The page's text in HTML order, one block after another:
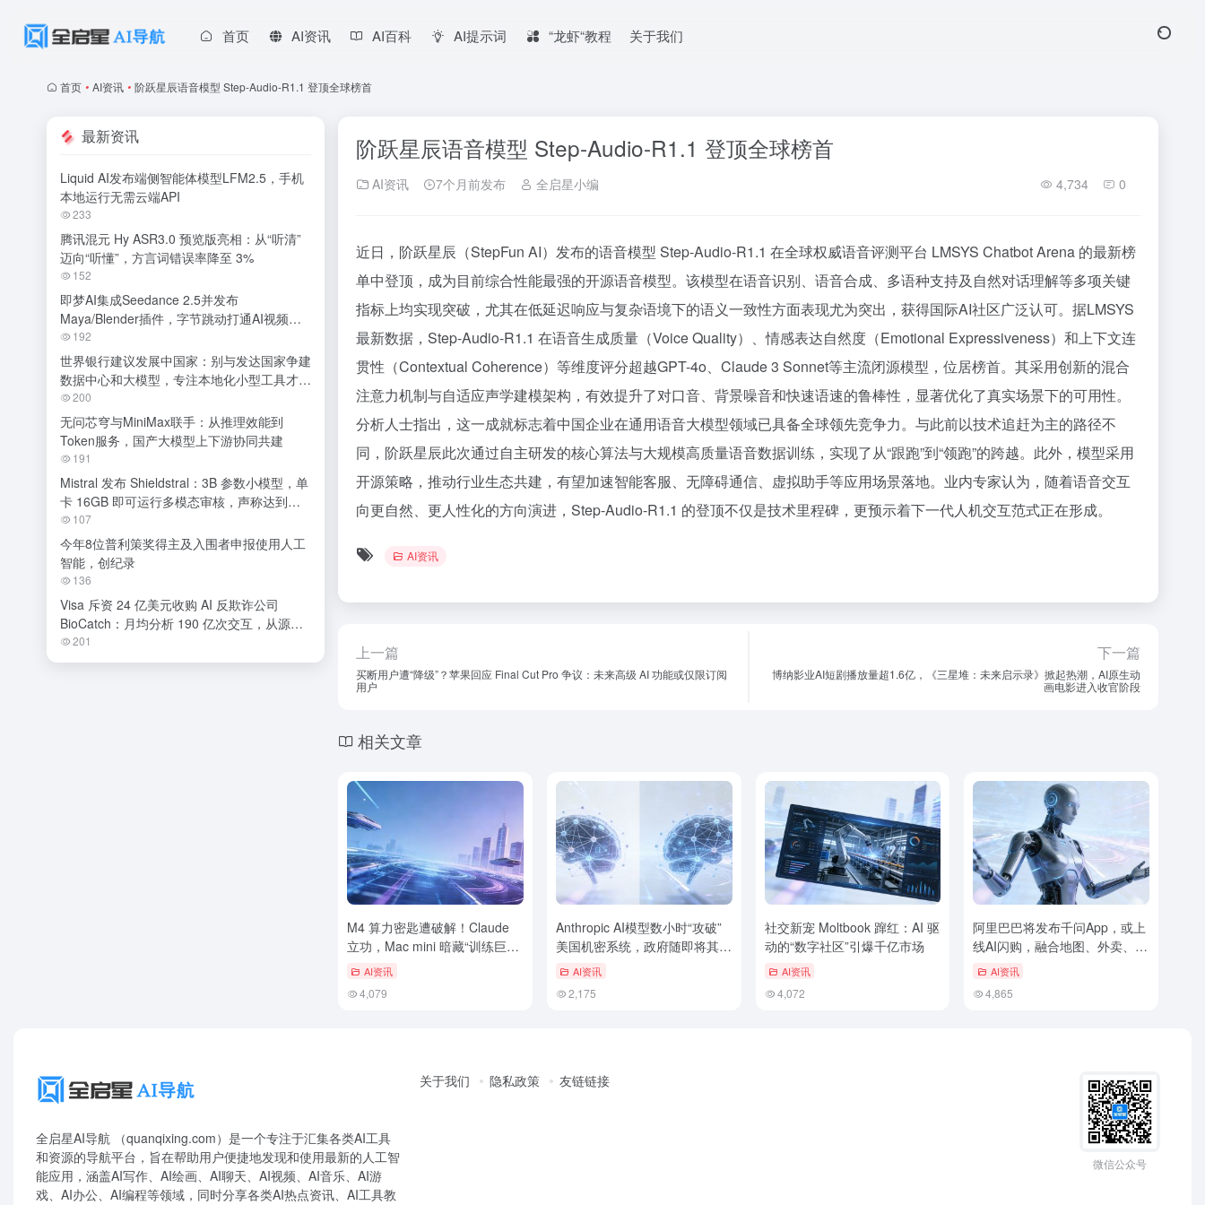
首页 AI资讯 AI百科 AI提示词 “龙虾“教程 关于我们
首页 • AI资讯 • 阶跃星辰语音模型 Step-Audio-R1.1 登顶全球榜首
阶跃星辰语音模型 Step-Audio-R1.1 登顶全球榜首
AI资讯 7个月前发布 全启星小编 4,734 0
近日，阶跃星辰（StepFun AI）发布的语音模型 Step-Audio-R1.1 在全球权威语音评测平台 LMSYS Chatbot Arena 的最新榜
单中登顶，成为目前综合性能最强的开源语音模型。该模型在语音识别、语音合成、多语种支持及自然对话理解等多项关键
指标上均实现突破，尤其在低延迟响应与复杂语境下的语义一致性方面表现尤为突出，获得国际AI社区广泛认可。据LMSYS
最新数据，Step-Audio-R1.1 在语音生成质量（Voice Quality）、情感表达自然度（Emotional Expressiveness）和上下文连
贯性（Contextual Coherence）等维度评分超越GPT-4o、Claude 3 Sonnet等主流闭源模型，位居榜首。其采用创新的混合
注意力机制与自适应声学建模架构，有效提升了对口音、背景噪音和快速语速的鲁棒性，显著优化了真实场景下的可用性。
分析人士指出，这一成就标志着中国企业在通用语音大模型领域已具备全球领先竞争力。与此前以技术追赶为主的路径不
同，阶跃星辰此次通过自主研发的核心算法与大规模高质量语音数据训练，实现了从“跟跑”到“领跑”的跨越。此外，模型采用
开源策略，推动行业生态共建，有望加速智能客服、无障碍通信、虚拟助手等应用场景落地。业内专家认为，随着语音交互
向更自然、更人性化的方向演进，Step-Audio-R1.1 的登顶不仅是技术里程碑，更预示着下一代人机交互范式正在形成。
AI资讯
上一篇
买断用户遭“降级”？苹果回应 Final Cut Pro 争议：未来高级 AI 功能或仅限订阅
用户
下一篇
博纳影业AI短剧播放量超1.6亿，《三星堆：未来启示录》掀起热潮，AI原生动
画电影进入收官阶段
相关文章
M4 算力密匙遭破解！Claude
立功，Mac mini 暗藏“训练巨
兽”？AI资讯
4,079
Anthropic AI模型数小时“攻破”
美国机密系统，政府随即将其
“封禁”
AI资讯
2,175
社交新宠 Moltbook 蹿红：AI 驱
动的“数字社区”引爆千亿市场
AI资讯
4,072
阿里巴巴将发布千问App，或上
线AI闪购，融合地图、外卖、购
物与健康服务
AI资讯
4,865
最新资讯
Liquid AI发布端侧智能体模型LFM2.5，手机
本地运行无需云端API
233
腾讯混元 Hy ASR3.0 预览版亮相：从“听清”
迈向“听懂”，方言词错误率降至 3%
152
即梦AI集成Seedance 2.5并发布
Maya/Blender插件，字节跳动打通AI视频专
业创作全链路
192
世界银行建议发展中国家：别与发达国家争建
数据中心和大模型，专注本地化小型工具才是
明智之举
200
无问芯穹与MiniMax联手：从推理效能到
Token服务，国产大模型上下游协同共建
191
Mistral 发布 Shieldstral：3B 参数小模型，单
卡 16GB 即可运行多模态审核，声称达到开
源 SOTA
107
今年8位普利策奖得主及入围者申报使用人工
智能，创纪录
136
Visa 斥资 24 亿美元收购 AI 反欺诈公司
BioCatch：月均分析 190 亿次交互，从源头
阻断金融诈骗
201
全启星AI导航 （quanqixing.com）是一个专注于汇集各类AI工具
和资源的导航平台，旨在帮助用户便捷地发现和使用最新的人工智
能应用，涵盖AI写作、AI绘画、AI聊天、AI视频、AI音乐、AI游
戏、AI办公、AI编程等领域，同时分享各类AI热点资讯、AI工具教
关于我们 隐私政策 友链链接
微信公众号